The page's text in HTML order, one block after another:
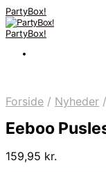
PartyBox!
PartyBox!
Forside / Nyheder /
Eeboo
159,95 kr.